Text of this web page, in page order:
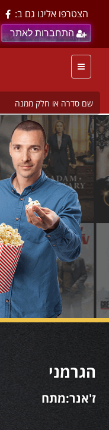
הצטרפו אלינו גם ב:
התחברות לאתר
הגרמני
ז'אנר:מתח